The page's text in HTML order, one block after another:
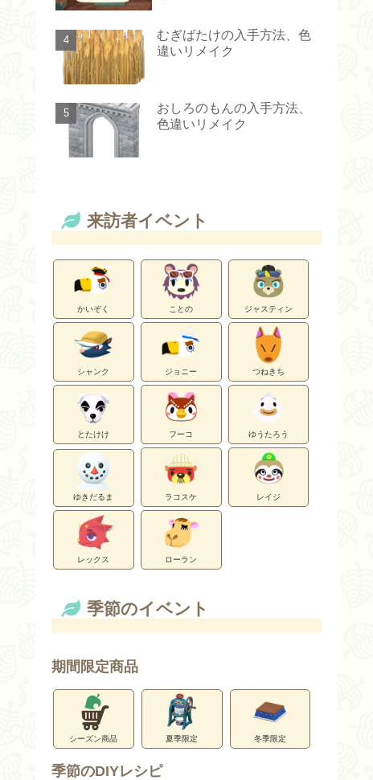
むぎばたけの入手方法、色
違いリメイク
おしろのもんの入手方法、
色違いリメイク
来訪者イベント
かいぞく ことの ジャスティン
シャンク ジョニー つねきち
とたけけ フーコ ゆうたろう
ゆきだるま ラコスケ レイジ
レックス ローラン
季節のイベント
期間限定商品
シーズン商品 夏季限定 冬季限定
季節のDIYレシピ